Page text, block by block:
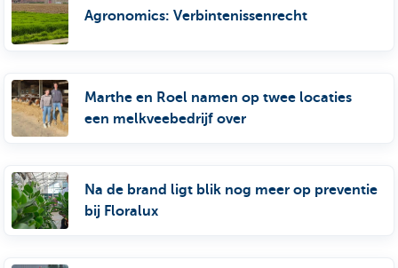
Agronomics: Verbintenissenrecht
Marthe en Roel namen op twee locaties
een melkveebedrijf over
Na de brand ligt blik nog meer op preventie
bij Floralux